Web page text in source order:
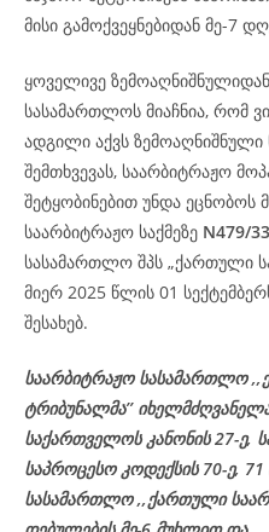
მისი გამოქვეყნებიდან მე-7
ყოველივე
სასამართლოს მიაჩნია, რომ
ადგილი აქვს
შემთხვევას, საარბიტრაჟო
შეტყობინებით უნდა ეცნობოს
საარბიტრაჟო საქმეზე N479/
სასამართლო შპს „ქართული
მიერ 2025 წლის 01
შესახებ.
საარბიტრაჟო სასამართლო
ტრიბუნალმა’’ იხელმძღვანელა
საქართველოს კანონის 27-ე,
საპროცესო კოდექსის 70-ე,
სასამართლო ,,ქართული